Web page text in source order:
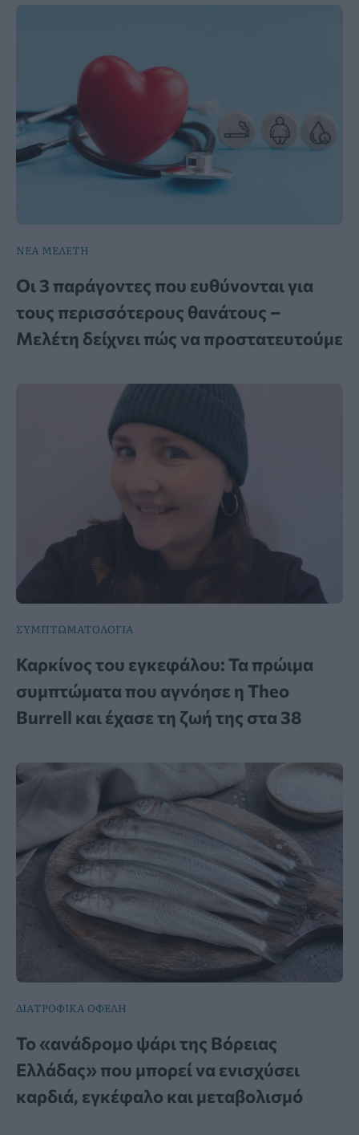
ΝΕΑ ΜΕΛΕΤΗ
Οι 3 παράγοντες που ευθύνονται για
τους περισσότερους θανάτους –
Μελέτη δείχνει πώς να προστατευτούμε
ΣΥΜΠΤΩΜΑΤΟΛΟΓΙΑ
Καρκίνος του εγκεφάλου: Τα πρώιμα
συμπτώματα που αγνόησε η Theo
Burrell και έχασε τη ζωή της στα 38
ΔΙΑΤΡΟΦΙΚΑ ΟΦΕΛΗ
Το «ανάδρομο ψάρι της Βόρειας
Ελλάδας» που μπορεί να ενισχύσει
καρδιά, εγκέφαλο και μεταβολισμό